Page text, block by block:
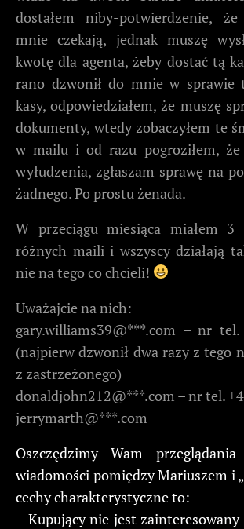
dostałem niby-potwierdzenie,
mnie czekają, jednak muszę
kwotę dla agenta, żeby dostać tą
rano dzwonił do mnie w sprawie
kasy, odpowiedziałem, że muszę
dokumenty, wtedy zobaczyłem te
w mailu i od razu pogroziłem,
wyłudzenia, zgłaszam sprawę na
żadnego. Po prostu żenada.
W przeciągu miesiąca miałem
różnych maili i wszyscy działają
nie na tego co chcieli!
Uważajcie na nich:
gary.williams39@***.com – nr tel.
(najpierw dzwonił dwa razy z tego
z zastrzeżonego)
donaldjohn212@***.com – nr tel.
jerrymarth@***.com
Oszczędzimy Wam
wiadomości pomiędzy Mariuszem i
cechy charakterystyczne to:
– Kupujący nie jest zainteresowany